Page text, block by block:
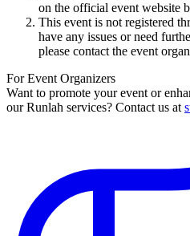
on the official event website
This event is not registered
have any issues or need
please contact the event
For Event Organizers
Want to promote your event or
our Runlah services? Contact us at